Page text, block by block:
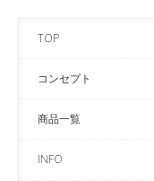
TOP
コンセプト
商品一覧
INFO